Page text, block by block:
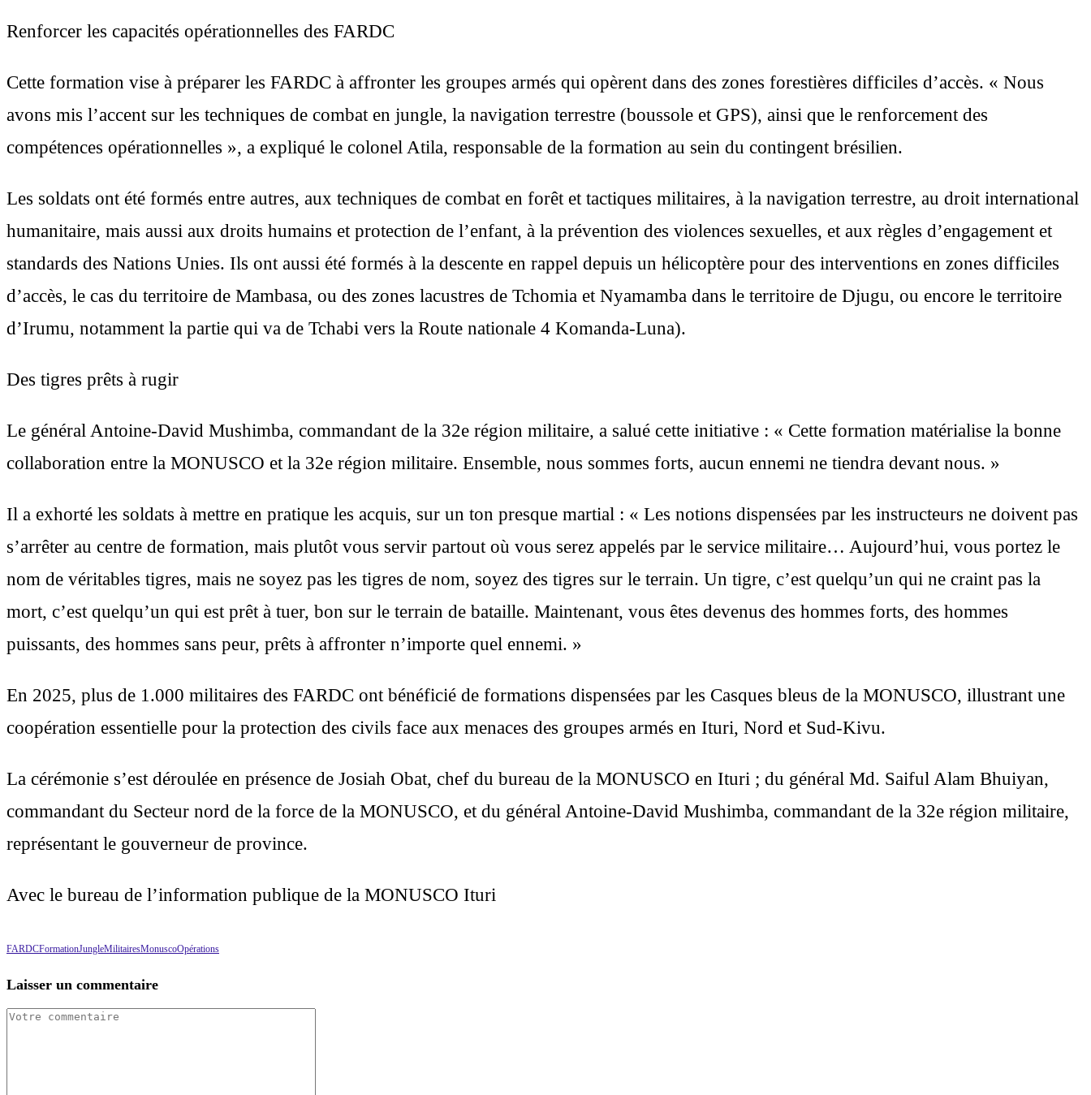
Renforcer les capacités opérationnelles des FARDC
Cette formation vise à préparer les FARDC à affronter les groupes armés qui opèrent dans des zones forestières difficiles d’accès. « Nous
avons mis l’accent sur les techniques de combat en jungle, la navigation terrestre (boussole et GPS), ainsi que le renforcement des
compétences opérationnelles », a expliqué le colonel Atila, responsable de la formation au sein du contingent brésilien.
Les soldats ont été formés entre autres, aux techniques de combat en forêt et tactiques militaires, à la navigation terrestre, au droit international
humanitaire, mais aussi aux droits humains et protection de l’enfant, à la prévention des violences sexuelles, et aux règles d’engagement et
standards des Nations Unies. Ils ont aussi été formés à la descente en rappel depuis un hélicoptère pour des interventions en zones difficiles
d’accès, le cas du territoire de Mambasa, ou des zones lacustres de Tchomia et Nyamamba dans le territoire de Djugu, ou encore le territoire
d’Irumu, notamment la partie qui va de Tchabi vers la Route nationale 4 Komanda-Luna).
Des tigres prêts à rugir
Le général Antoine-David Mushimba, commandant de la 32e région militaire, a salué cette initiative : « Cette formation matérialise la bonne
collaboration entre la MONUSCO et la 32e région militaire. Ensemble, nous sommes forts, aucun ennemi ne tiendra devant nous. »
Il a exhorté les soldats à mettre en pratique les acquis, sur un ton presque martial : « Les notions dispensées par les instructeurs ne doivent pas
s’arrêter au centre de formation, mais plutôt vous servir partout où vous serez appelés par le service militaire… Aujourd’hui, vous portez le
nom de véritables tigres, mais ne soyez pas les tigres de nom, soyez des tigres sur le terrain. Un tigre, c’est quelqu’un qui ne craint pas la
mort, c’est quelqu’un qui est prêt à tuer, bon sur le terrain de bataille. Maintenant, vous êtes devenus des hommes forts, des hommes
puissants, des hommes sans peur, prêts à affronter n’importe quel ennemi. »
En 2025, plus de 1.000 militaires des FARDC ont bénéficié de formations dispensées par les Casques bleus de la MONUSCO, illustrant une
coopération essentielle pour la protection des civils face aux menaces des groupes armés en Ituri, Nord et Sud-Kivu.
La cérémonie s’est déroulée en présence de Josiah Obat, chef du bureau de la MONUSCO en Ituri ; du général Md. Saiful Alam Bhuiyan,
commandant du Secteur nord de la force de la MONUSCO, et du général Antoine-David Mushimba, commandant de la 32e région militaire,
représentant le gouverneur de province.
Avec le bureau de l’information publique de la MONUSCO Ituri
FARDCFormationJungleMilitairesMonuscoOpérations
Laisser un commentaire